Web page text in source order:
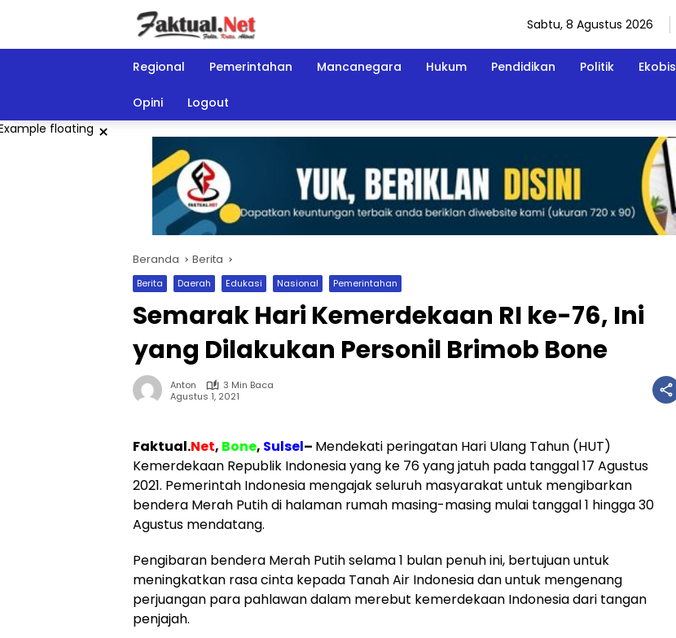
Sabtu, 8 Agustus 2026
Regional Pemerintahan Mancanegara Hukum Pendidikan Politik Ekobis
Opini Logout
×
Beranda Berita
Berita Daerah Edukasi Nasional Pemerintahan
Semarak Hari Kemerdekaan RI ke-76, Ini
yang Dilakukan Personil Brimob Bone
Anton
3 Min Baca
Agustus 1, 2021
Faktual.Net, Bone, Sulsel– Mendekati peringatan Hari Ulang Tahun (HUT)
Kemerdekaan Republik Indonesia yang ke 76 yang jatuh pada tanggal 17 Agustus
2021. Pemerintah Indonesia mengajak seluruh masyarakat untuk mengibarkan
bendera Merah Putih di halaman rumah masing-masing mulai tanggal 1 hingga 30
Agustus mendatang.
Pengibaran bendera Merah Putih selama 1 bulan penuh ini, bertujuan untuk
meningkatkan rasa cinta kepada Tanah Air Indonesia dan untuk mengenang
perjuangan para pahlawan dalam merebut kemerdekaan Indonesia dari tangan
penjajah.